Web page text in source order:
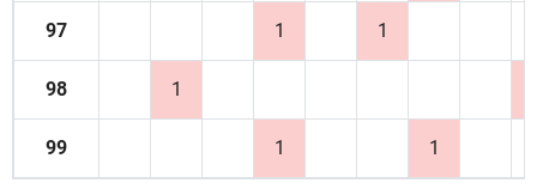
97 1 1
98 1
99 1 1